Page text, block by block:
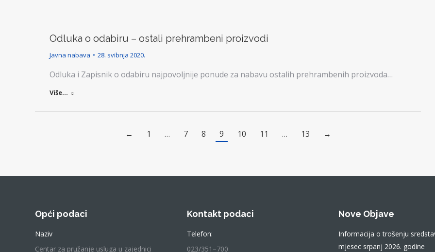
Odluka o odabiru – ostali prehrambeni proizvodi
Javna nabava 28. svibnja 2020.
Odluka i Zapisnik o odabiru najpovoljnije ponude za nabavu ostalih prehrambenih proizvoda…
Više...
← 1 … 7 8 9 10 11 … 13 →
Opći podaci
Naziv
Centar za pružanje usluga u zajednici
Kontakt podaci
Telefon:
023/351–700
Nove Objave
Informacija o trošenju
mjesec srpanj 2026. godine